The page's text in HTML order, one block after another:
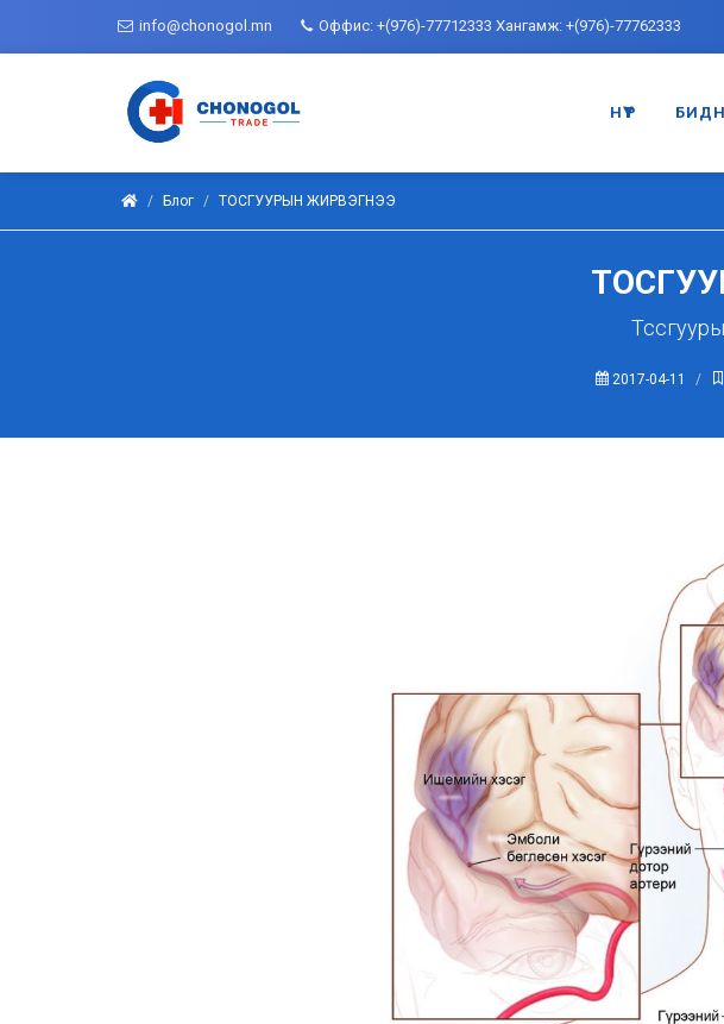
info@chonogol.mn Оффис: +(976)-77712333 Хангамж: +(976)-77762333
НҮҮР
Блог ТОСГУУРЫН ЖИРВЭГНЭЭ
2017-04-11